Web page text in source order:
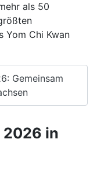
als 50
Yom Chi Kwan
Gemeinsam
2026 in